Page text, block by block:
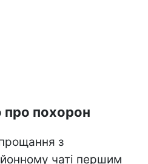
про похорон
з
чаті першим